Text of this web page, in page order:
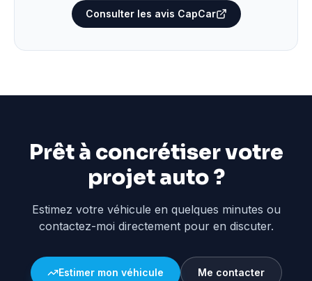
Consulter les avis CapCar
Prêt à concrétiser votre
projet auto ?
Estimez votre véhicule en quelques minutes ou
contactez-moi directement pour en discuter.
Estimer mon véhicule Me contacter